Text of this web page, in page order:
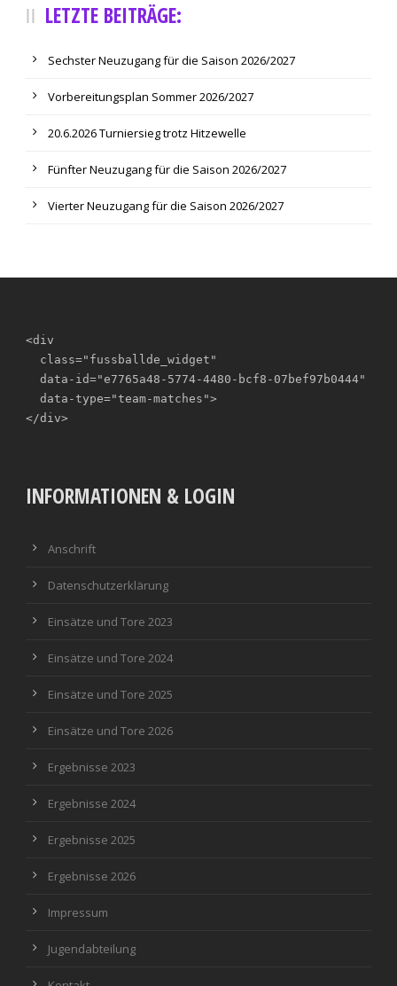
LETZTE BEITRÄGE:
Sechster Neuzugang für die Saison 2026/2027
Vorbereitungsplan Sommer 2026/2027
20.6.2026 Turniersieg trotz Hitzewelle
Fünfter Neuzugang für die Saison 2026/2027
Vierter Neuzugang für die Saison 2026/2027
<div
</div>
INFORMATIONEN & LOGIN
Anschrift
Datenschutzerklärung
Einsätze und Tore 2023
Einsätze und Tore 2024
Einsätze und Tore 2025
Einsätze und Tore 2026
Ergebnisse 2023
Ergebnisse 2024
Ergebnisse 2025
Ergebnisse 2026
Impressum
Jugendabteilung